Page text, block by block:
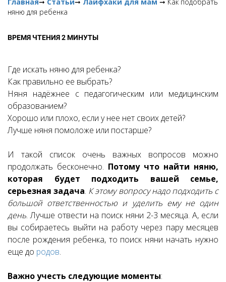
няню для ребенка
ВРЕМЯ ЧТЕНИЯ 2 МИНУТЫ
Где искать няню для ребенка?
Как правильно ее выбрать?
Няня надёжнее с педагогическим или медицинским
образованием?
Хорошо или плохо, если у нее нет своих детей?
Лучше няня помоложе или постарше?
И такой список очень важных вопросов можно
продолжать бесконечно. Потому что найти няню,
которая будет подходить вашей семье,
серьезная задача. К этому вопросу надо подходить с
большой ответственностью и уделить ему не один
день. Лучше отвести на поиск няни 2-3 месяца. А, если
вы собираетесь выйти на работу через пару месяцев
после рождения ребенка, то поиск няни начать нужно
еще до родов.
Важно учесть следующие моменты: